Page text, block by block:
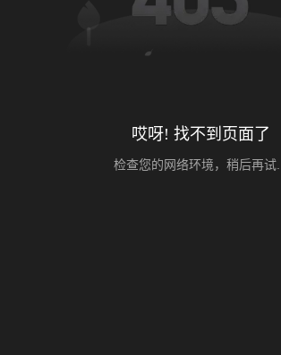
哎呀! 找不到页面了
检查您的网络环境，稍后再试...